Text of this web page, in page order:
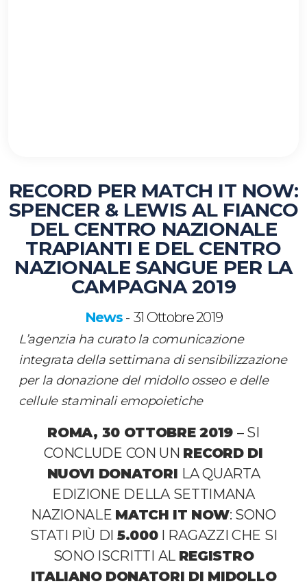
RECORD PER MATCH IT NOW:
SPENCER & LEWIS AL FIANCO
DEL CENTRO NAZIONALE
TRAPIANTI E DEL CENTRO
NAZIONALE SANGUE PER LA
CAMPAGNA 2019
News - 31 Ottobre 2019
L’agenzia ha curato la comunicazione
integrata della settimana di sensibilizzazione
per la donazione del midollo osseo e delle
cellule staminali emopoietiche
ROMA, 30 OTTOBRE 2019 – SI
CONCLUDE CON UN RECORD DI
NUOVI DONATORI LA QUARTA
EDIZIONE DELLA SETTIMANA
NAZIONALE MATCH IT NOW: SONO
STATI PIÙ DI 5.000I RAGAZZI CHE SI
SONO ISCRITTI AL REGISTRO
ITALIANO DONATORI DI MIDOLLO